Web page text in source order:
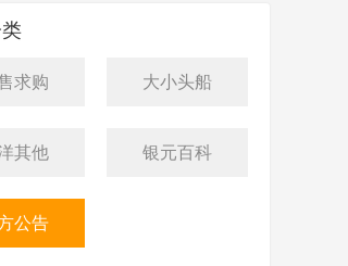
求购 大小头船
其他 银元百科
公告